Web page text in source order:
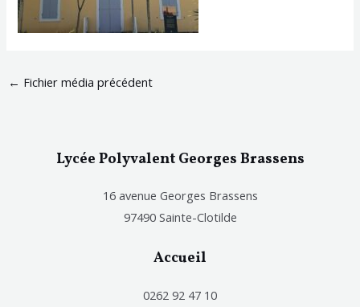
← Fichier média précédent
Lycée Polyvalent Georges Brassens
16 avenue Georges Brassens
97490 Sainte-Clotilde
Accueil
0262 92 47 10